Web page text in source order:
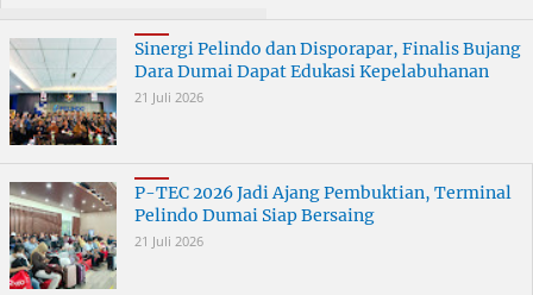
Terungkap
Sinergi Pelindo dan Disporapar, Finalis Bujang
Dara Dumai Dapat Edukasi Kepelabuhanan
21 Juli 2026
P-TEC 2026 Jadi Ajang Pembuktian, Terminal
Pelindo Dumai Siap Bersaing
21 Juli 2026